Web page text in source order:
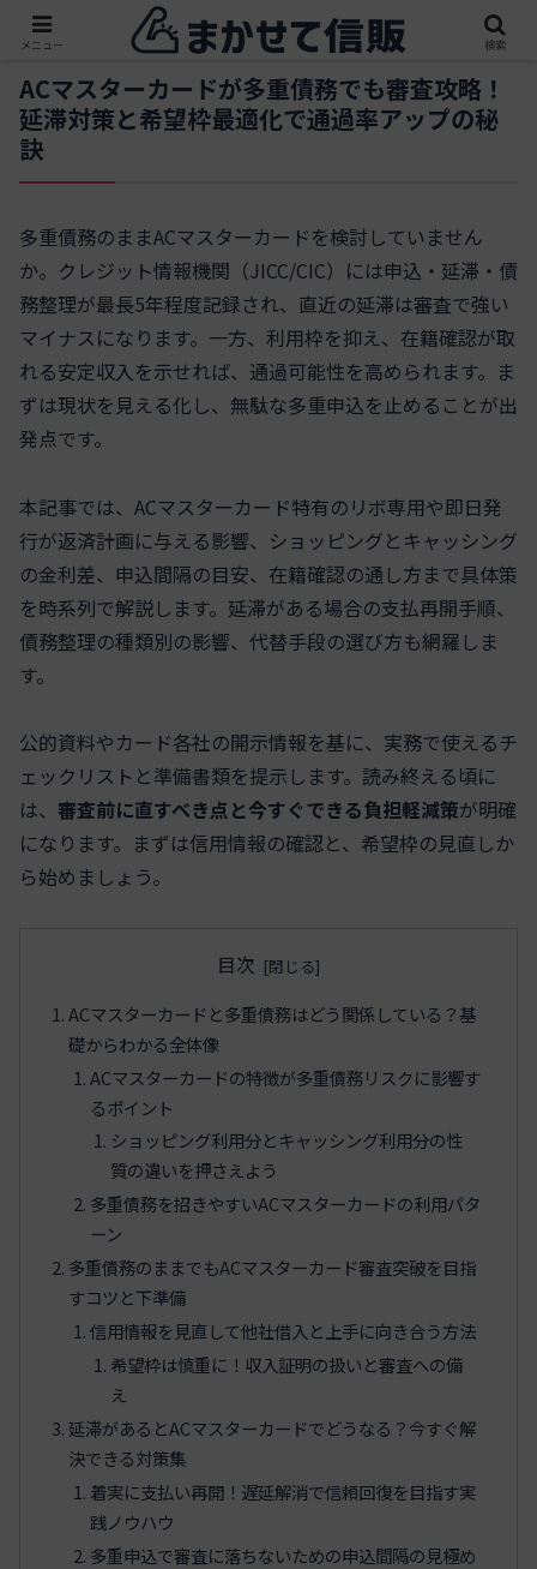
ACマスターカードが多重債務でも審査攻略！
延滞対策と希望枠最適化で通過率アップの秘
訣
多重債務のままACマスターカードを検討していません
か。クレジット情報機関（JICC/CIC）には申込・延滞・債
務整理が最長5年程度記録され、直近の延滞は審査で強い
マイナスになります。一方、利用枠を抑え、在籍確認が取
れる安定収入を示せれば、通過可能性を高められます。ま
ずは現状を見える化し、無駄な多重申込を止めることが出
発点です。
本記事では、ACマスターカード特有のリボ専用や即日発
行が返済計画に与える影響、ショッピングとキャッシング
の金利差、申込間隔の目安、在籍確認の通し方まで具体策
を時系列で解説します。延滞がある場合の支払再開手順、
債務整理の種類別の影響、代替手段の選び方も網羅しま
す。
公的資料やカード各社の開示情報を基に、実務で使えるチ
ェックリストと準備書類を提示します。読み終える頃に
は、 審査前に直すべき点と今すぐできる負担軽減策が明確
になります。まずは信用情報の確認と、希望枠の見直しか
ら始めましょう。
目次
ACマスターカードと多重債務はどう関係している？基
礎からわかる全体像
ACマスターカードの特徴が多重債務リスクに影響す
るポイント
ショッピング利用分とキャッシング利用分の性
質の違いを押さえよう
多重債務を招きやすいACマスターカードの利用パタ
ーン
多重債務のままでもACマスターカード審査突破を目指
すコツと下準備
信用情報を見直して他社借入と上手に向き合う方法
希望枠は慎重に！収入証明の扱いと審査への備
え
延滞があるとACマスターカードでどうなる？今すぐ解
決できる対策集
着実に支払い再開！遅延解消で信頼回復を目指す実
践ノウハウ
多重申込で審査に落ちないための申込間隔の見極め
メニュー 検索